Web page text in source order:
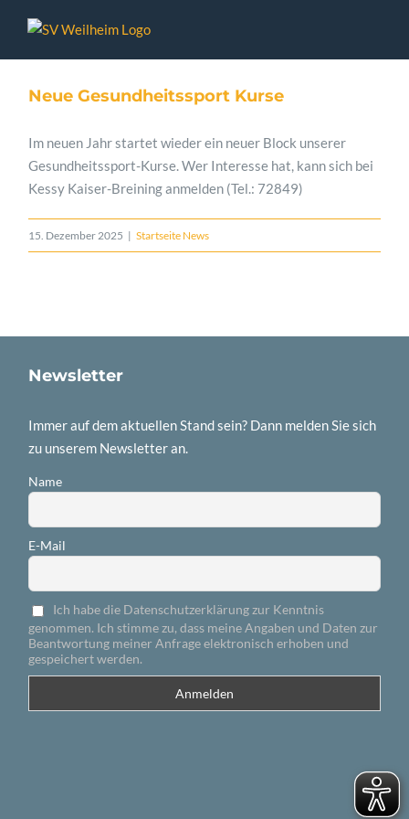
Inhalt
springen
Neue Gesundheitssport Kurse
Im neuen Jahr startet wieder ein neuer Block unserer
Gesundheitssport-Kurse. Wer Interesse hat, kann sich bei
Kessy Kaiser-Breining anmelden (Tel.: 72849)
15. Dezember 2025 | Startseite News
Newsletter
Immer auf dem aktuellen Stand sein? Dann melden Sie sich
zu unserem Newsletter an.
Name
E-Mail
Ich habe die Datenschutzerklärung zur Kenntnis
genommen. Ich stimme zu, dass meine Angaben und Daten zur
Beantwortung meiner Anfrage elektronisch erhoben und
gespeichert werden.